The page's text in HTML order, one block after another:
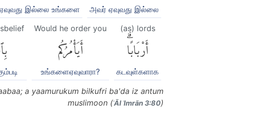
அவர் ஏவுவது இல்லை
இல்லை உங்களை
(as) lords
أَرْبَابًاۗ
கடவுள்களாக
Would he order you
أَيَأْمُرُكُم
உங்களைஏவுவாரா?
a yaamurukum bilkufri ba'da iz antum
muslimoon (ʾĀl ʿImrān 3:80)